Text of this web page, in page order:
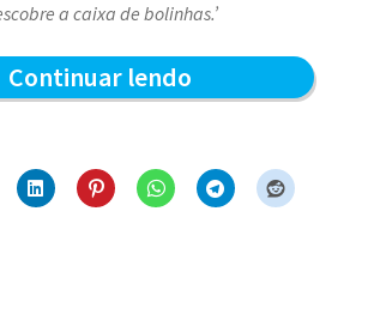
a caixa de bolinhas.’
Continuar lendoA
vírus